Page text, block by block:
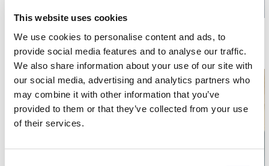
This website uses cookies
We use cookies to personalise content and ads, to
provide social media features and to analyse our traffic.
We also share information about your use of our site with
our social media, advertising and analytics partners who
may combine it with other information that you’ve
provided to them or that they’ve collected from your use
of their services.
PROSCIUTTO CRUDO, ZUCCHINE A
NASTRI, FETA E MENTA
ROBIOLA MONTATA: RICETTA
SEMPLICE E GUSTOSA